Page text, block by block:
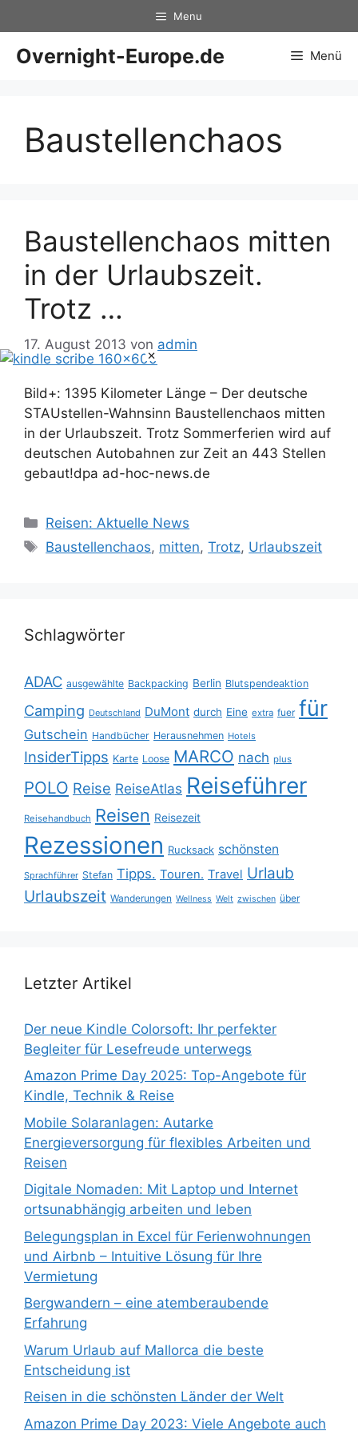
×
Inhalt
springen
Menu
Overnight-Europe.de Menü
Baustellenchaos
Baustellenchaos mitten
in der Urlaubszeit.
Trotz …
17. August 2013 von admin
Bild+: 1395 Kilometer Länge – Der deutsche
STAUstellen-Wahnsinn Baustellenchaos mitten
in der Urlaubszeit. Trotz Sommerferien wird auf
deutschen Autobahnen zur Zeit an 443 Stellen
gebaut!dpa ad-hoc-news.de
Kategorien
Reisen: Aktuelle News
Schlagwörter
Baustellenchaos, mitten,Trotz, Urlaubszeit
Schlagwörter
ADAC ausgewählte Backpacking Berlin Blutspendeaktion
Camping Deutschland DuMont durch Eine extra fuer für
Gutschein Handbücher Herausnehmen Hotels
InsiderTipps Karte Loose MARCO nach plus
POLO Reise ReiseAtlas Reiseführer
Reisehandbuch Reisen Reisezeit
Rezessionen Rucksack schönsten
Sprachführer Stefan Tipps. Touren. Travel Urlaub
Urlaubszeit Wanderungen Wellness Welt zwischen über
Letzter Artikel
Der neue Kindle Colorsoft: Ihr perfekter
Begleiter für Lesefreude unterwegs
Amazon Prime Day 2025: Top-Angebote für
Kindle, Technik & Reise
Mobile Solaranlagen: Autarke
Energieversorgung für flexibles Arbeiten und
Reisen
Digitale Nomaden: Mit Laptop und Internet
ortsunabhängig arbeiten und leben
Belegungsplan in Excel für Ferienwohnungen
und Airbnb – Intuitive Lösung für Ihre
Vermietung
Bergwandern – eine atemberaubende
Erfahrung
Warum Urlaub auf Mallorca die beste
Entscheidung ist
Reisen in die schönsten Länder der Welt
Amazon Prime Day 2023: Viele Angebote auch